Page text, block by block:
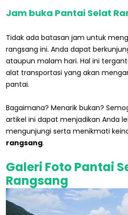
Jam buka Pantai Selat
Tidak ada batasan jam untuk
rangsang ini. Anda dapat
ataupun malam hari. Hal ini
alat transportasi yang akan
pantai.
Bagaimana? Menarik bukan?
artikel ini dapat menjadikan Anda
mengunjungi serta menikmati
rangsang.
Galeri Foto Pantai
Rangsang